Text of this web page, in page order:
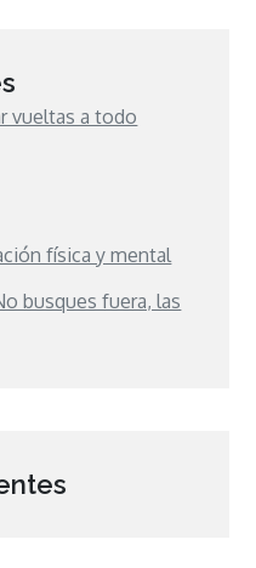
vueltas a todo
física y mental
busques fuera, las